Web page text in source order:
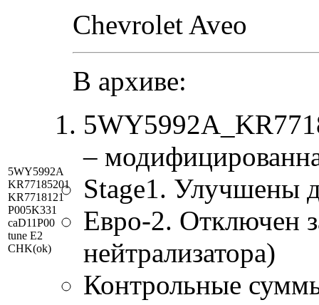
5WY5992A
KR77185201
KR7718121
P005K331
caD11P00
tune E2
CHK(ok)
Chevrolet Aveo
В архиве:
–
Stage1. Улучшены
Евро-2. Отключен
нейтрализатора)
Контрольные